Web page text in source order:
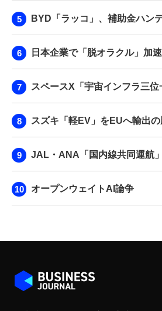
BYD「ラッコ」、補助金ハン
日本企業で「脱オラクル」加速
スペースX「宇宙インフラ三位
スズキ「軽EV」をEUへ輸出
JAL・ANA「国内線共同運航
オープンウェイトAI論争